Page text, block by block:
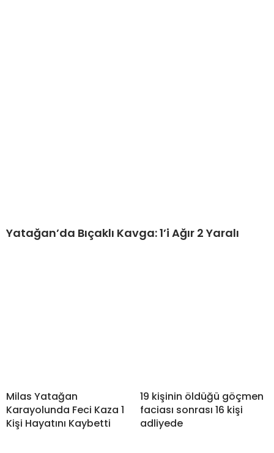
Yatağan’da Bıçaklı Kavga: 1’i Ağır 2 Yaralı
Milas Yatağan
Karayolunda Feci Kaza 1
Kişi Hayatını Kaybetti
19 kişinin öldüğü göçmen
faciası sonrası 16 kişi
adliyede